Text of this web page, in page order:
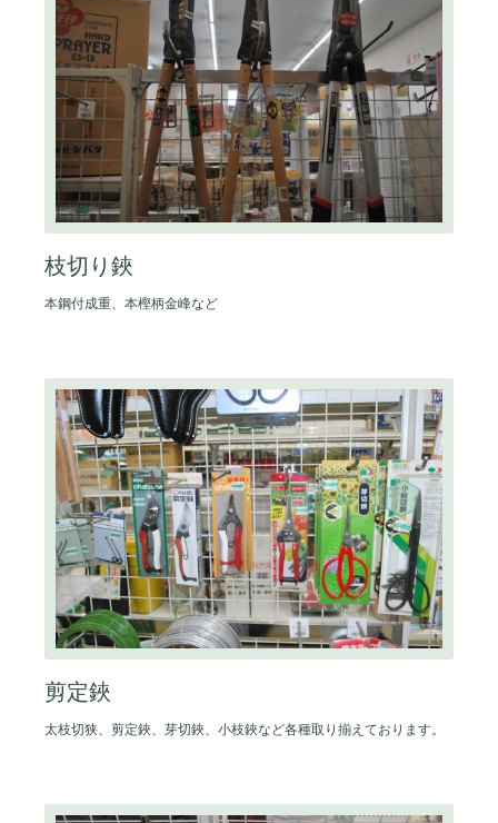
枝切り鋏
本鋼付成重、本樫柄金峰など
剪定鋏
太枝切狭、剪定鋏、芽切鋏、小枝鋏など各種取り揃えております。